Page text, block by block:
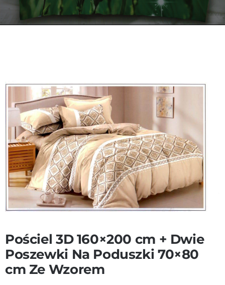
Pościel 3D 160×200 cm + Dwie
Poszewki Na Poduszki 70×80
cm Ze Wzorem